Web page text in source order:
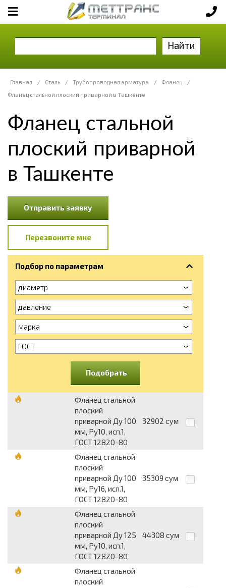
Найти
Главная / Сталь / Трубопроводная арматура / Фланец
/
Фланец стальной плоский приварной в Ташкенте
Фланец стальной
плоский приварной
в Ташкенте
Отправить заявку
Перезвоните мне
Подбор по параметрам
диаметр
давление
марка
ГОСТ
Подобрать
Фланец стальной
плоский
приварной Ду 100
мм, Ру10, исп.1,
ГОСТ 12820-80
32902 сум
Фланец стальной
плоский
приварной Ду 100
мм, Ру16, исп.1,
ГОСТ 12820-80
35309 сум
Фланец стальной
плоский
приварной Ду 125
мм, Ру10, исп.1,
ГОСТ 12820-80
44308 сум
Фланец стальной
плоский